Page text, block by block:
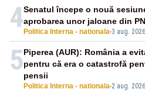
4 Politica Interna - nationala-3 aug.
Senatul începe o nouă
aprobarea unor jaloane din
5
Politica Interna - nationala-2 aug.
Piperea (AUR): România a
pentru că era o catastrofă
pensii